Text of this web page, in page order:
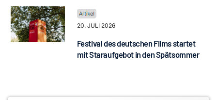
20. JULI 2026
Festival des deutschen Films startet
mit Staraufgebot in den Spätsommer